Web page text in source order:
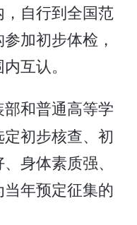
自行到全国范
加初步体检，
互认。
和普通高等学
初步核查、初
身体素质强、
年预定征集的